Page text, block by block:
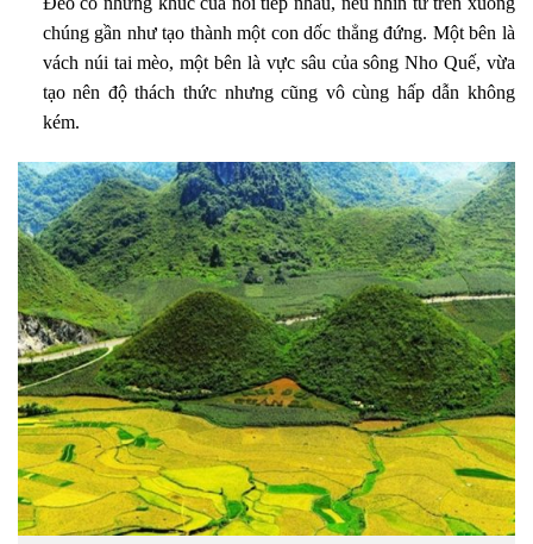
chúng gần như tạo thành một con dốc thẳng đứng. Một bên là
vách núi tai mèo, một bên là vực sâu của sông Nho Quế, vừa
tạo nên độ thách thức nhưng cũng vô cùng hấp dẫn không
kém.